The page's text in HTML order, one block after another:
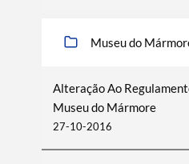
Museu do
Alteração Ao
Museu do Mármore
27-10-2016